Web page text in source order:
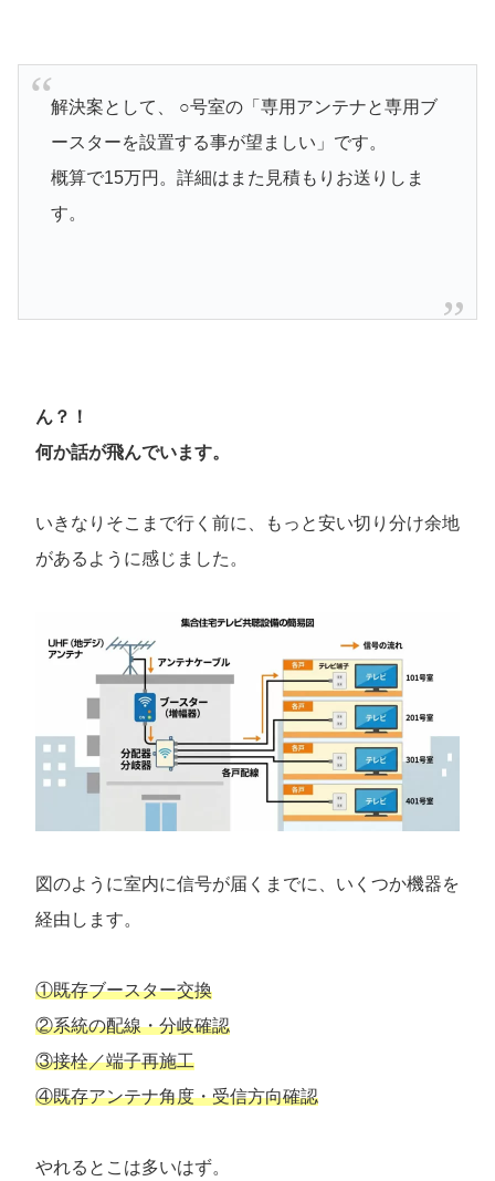
解決案として、 ○号室の「専用アンテナと専用ブ
ースターを設置する事が望ましい」です。
概算で15万円。詳細はまた見積もりお送りしま
す。
ん？！
何か話が飛んでいます。
いきなりそこまで行く前に、もっと安い切り分け余地
があるように感じました。
図のように室内に信号が届くまでに、いくつか機器を
経由します。
①既存ブースター交換
②系統の配線・分岐確認
③接栓／端子再施工
④既存アンテナ角度・受信方向確認
やれるとこは多いはず。